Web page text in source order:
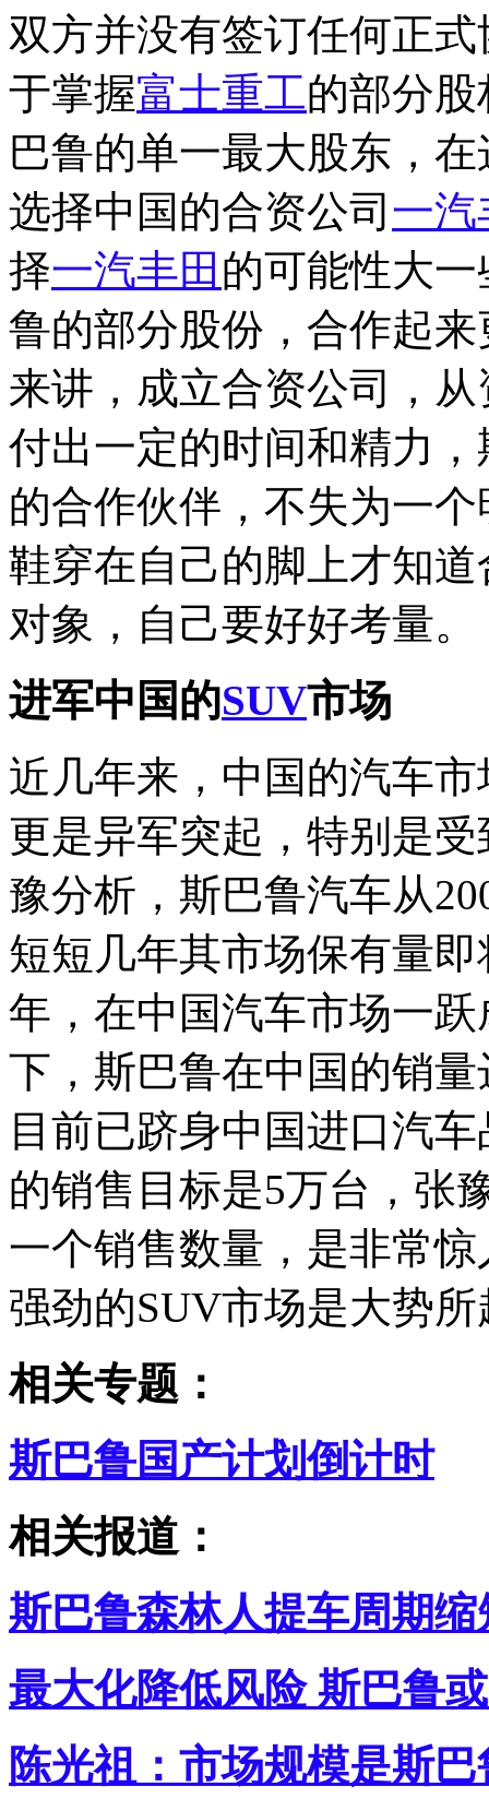
双方并没有签订任何正
于掌握富士重工的部分股
巴鲁的单一最大股东，
选择中国的合资公司 一汽
择一汽丰田 的可能性大
鲁的部分股份，合作起
来讲，成立合资公司，
付出一定的时间和精力
的合作伙伴，不失为一
鞋穿在自己的脚上才知
对象，自己要好好考量。
进军中国的SUV市场
近几年来，中国的汽车
更是异军突起，特别是
豫分析，斯巴鲁汽车从
短短几年其市场保有量
年，在中国汽车市场一
下，斯巴鲁在中国的销
目前已跻身中国进口汽
的销售目标是5万台，张
一个销售数量，是非常
强劲的SUV市场是大势
相关专题：
斯巴鲁国产计划倒计时
相关报道：
斯巴鲁森林人提车周期
最大化降低风险 斯巴鲁
陈光祖：市场规模是斯